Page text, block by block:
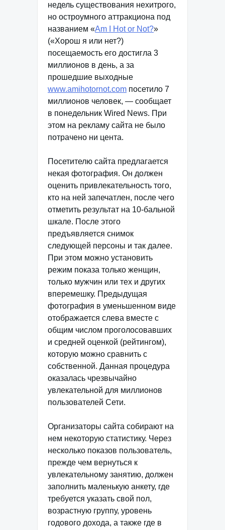
недель существования нехитрого,
но остроумного аттракциона под
названием «Am I Hot or Not?»
(«Хорош я или нет?)
посещаемость его достигла 3
миллионов в день, а за
прошедшие выходные
www.amihotornot.com посетило 7
миллионов человек, — сообщает
в понедельник Wired News. При
этом на рекламу сайта не было
потрачено ни цента.
Посетителю сайта предлагается
некая фотография. Он должен
оценить привлекательность того,
кто на ней запечатлен, после чего
отметить результат на 10-бальной
шкале. После этого
предъявляется снимок
следующей персоны и так далее.
При этом можно установить
режим показа только женщин,
только мужчин или тех и других
вперемешку. Предыдущая
фотография в уменьшенном виде
отображается слева вместе с
общим числом проголосовавших
и средней оценкой (рейтингом),
которую можно сравнить с
собственной. Данная процедура
оказалась чрезвычайно
увлекательной для миллионов
пользователей Сети.
Организаторы сайта собирают на
нем некоторую статистику. Через
несколько показов пользователь,
прежде чем вернуться к
увлекательному занятию, должен
заполнить маленькую анкету, где
требуется указать свой пол,
возрастную группу, уровень
годового дохода, а также где в